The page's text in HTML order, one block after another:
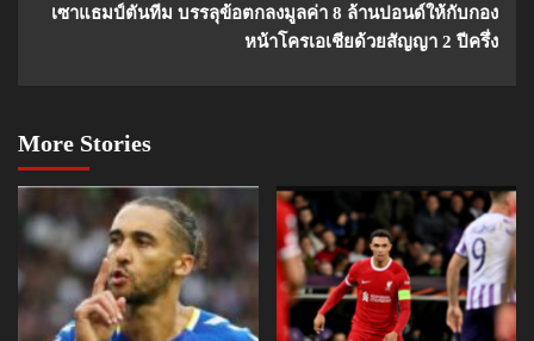
เซาแธมป์ตันทีม บรรลุข้อตกลงมูลค่า 8 ล้านปอนด์ให้กับกอง
หน้าโครเอเชียด้วยสัญญา 2 ปีครึ่ง
More Stories